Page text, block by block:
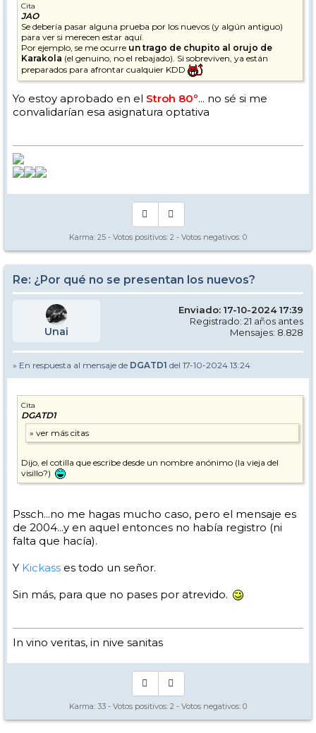
Cita
JAO
Se debería pasar alguna prueba por los nuevos (y algún antiguo)
para ver si merecen estar aquí.
Por ejemplo, se me ocurre un trago de chupito al orujo de
Karakola (el genuino, no el rebajado). Si sobreviven, ya están
preparados para afrontar cualquier KDD
Yo estoy aprobado en el Stroh 80º... no sé si me
convalidarían esa asignatura optativa
Karma: 25 - Votos positivos: 2 - Votos negativos: 0
Re: ¿Por qué no se presentan los nuevos?
Unai
Enviado: 17-10-2024 17:39
Registrado: 21 años antes
Mensajes: 8.828
» En respuesta al mensaje de DGATD1 del 17-10-2024 13:24
Cita
DGATD1
Dijo, el cotilla que escribe desde un nombre anónimo (la vieja del
visillo?)
Pssch...no me hagas mucho caso, pero el mensaje es
de 2004...y en aquel entonces no había registro (ni
falta que hacía).
Y Kickass es todo un señor.
Sin más, para que no pases por atrevido.
In vino veritas, in nive sanitas
Karma: 33 - Votos positivos: 2 - Votos negativos: 0